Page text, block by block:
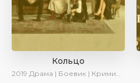
Кольцо
2019 Драма | Боевик | Криминал